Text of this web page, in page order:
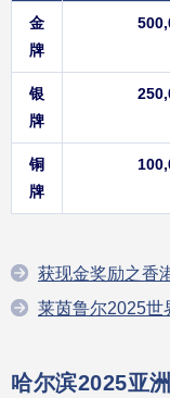
金
牌
银
牌
铜
牌
获现金奖励之香
莱茵鲁尔2025世
哈尔滨2025亚